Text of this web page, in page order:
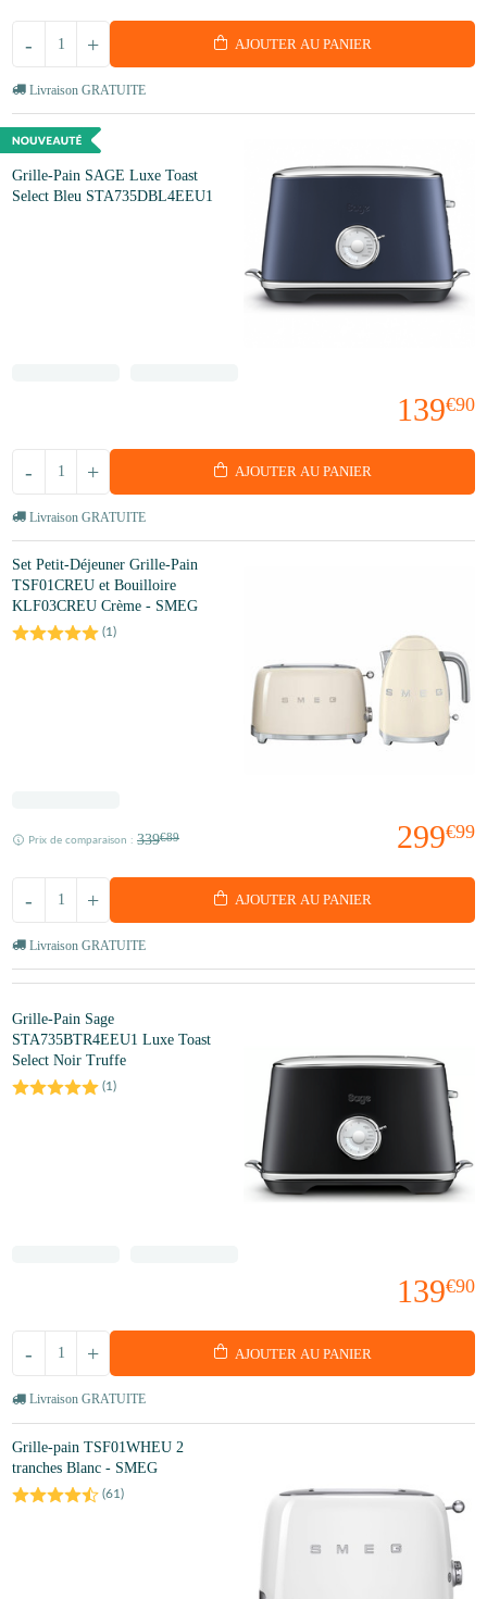
+
- AJOUTER AU PANIER
Livraison GRATUITE
Grille-Pain SAGE Luxe Toast
Select Bleu STA735DBL4EEU1
139€90
+
- AJOUTER AU PANIER
Livraison GRATUITE
Set Petit-Déjeuner Grille-Pain
TSF01CREU et Bouilloire
KLF03CREU Crème - SMEG
(1)
299€99
Prix de comparaison : 339€89
+
- AJOUTER AU PANIER
Livraison GRATUITE
Grille-Pain Sage
STA735BTR4EEU1 Luxe Toast
Select Noir Truffe
(1 )
139€90
+
- AJOUTER AU PANIER
Livraison GRATUITE
Grille-pain TSF01WHEU 2
tranches Blanc - SMEG
(61)